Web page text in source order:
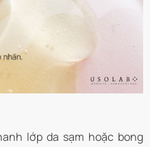
lớp da sạm hoặc bong